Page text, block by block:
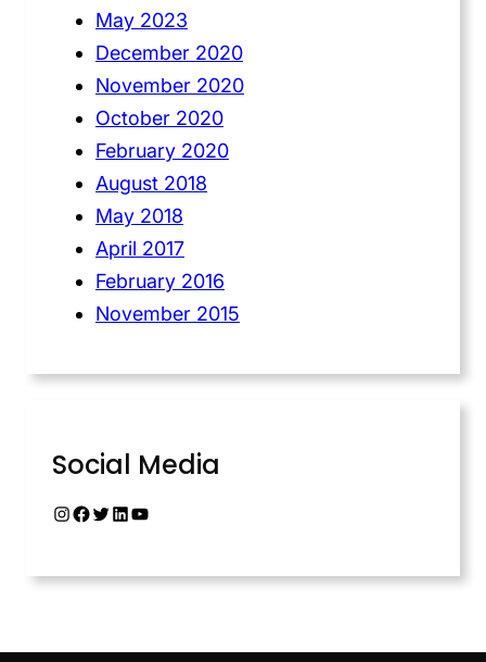
May 2023
December 2020
November 2020
October 2020
February 2020
August 2018
May 2018
April 2017
February 2016
November 2015
Social Media